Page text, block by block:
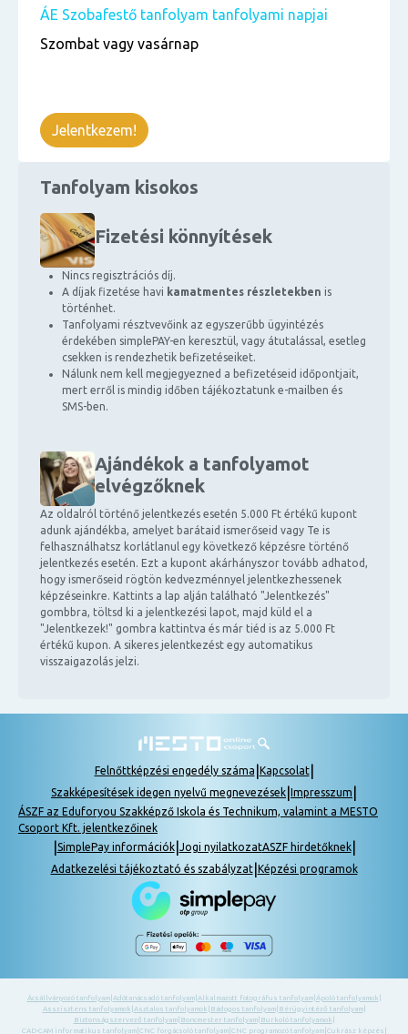
Tanfolyam kisokos
Fizetési könnyítések
Nincs regisztrációs díj.
A díjak fizetése havi kamatmentes részletekben is
történhet.
Tanfolyami résztvevőink az egyszerűbb ügyintézés
érdekében simplePAY-en keresztül, vagy átutalással, esetleg
csekken is rendezhetik befizetéseiket.
Nálunk nem kell megjegyezned a befizetéseid időpontjait,
mert erről is mindig időben tájékoztatunk e-mailben és
SMS-ben.
Ajándékok a tanfolyamot
elvégzőknek
Az oldalról történő jelentkezés esetén 5.000 Ft értékű kupont
adunk ajándékba, amelyet barátaid ismerőseid vagy Te is
felhasználhatsz korlátlanul egy következő képzésre történő
jelentkezés esetén. Ezt a kupont akárhányszor tovább adhatod,
hogy ismerőseid rögtön kedvezménnyel jelentkezhessenek
képzéseinkre. Kattints a lap alján található "Jelentkezés"
gombbra, töltsd ki a jelentkezési lapot, majd küld el a
"Jelentkezek!" gombra kattintva és már tiéd is az 5.000 Ft
értékű kupon. A sikeres jelentkezést egy automatikus
visszaigazolás jelzi.
ÁE Szobafestő tanfolyam tanfolyami napjai
Szombat vagy vasárnap
Jelentkezem!
Felnőttképzési engedély száma Kapcsolat|
Szakképesítések idegen nyelvű megnevezések Impresszum
ÁSZF az Eduforyou Szakképző Iskola és Technikum, valamint a MESTO
Csoport Kft. jelentkezőinek
SimplePay információk| Jogi nyilatkozatASZF hirdetőknek|
Adatkezelési tájékoztató és szabályzat| Képzési programok
Ácsállványozó tanfolyam| Adótanácsadó tanfolyam| Alkalmazott fotográfus tanfolyam| Ápoló tanfolyamok
Asszisztens tanfolyamok Asztalos tanfolyamok Bádogos tanfolyam| Bérügyintéző tanfolyam|
Biztonságszervező tanfolyam| Boncmester tanfolyam| Burkoló tanfolyamok
CAD-CAM informatikus tanfolyam| CNC forgácsoló tanfolyam| CNC programozó tanfolyam| Cukrász képzés